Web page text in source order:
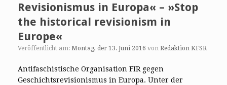
Revisionismus in Europa« – »Stop
the historical revisionism in
Europe«
Veröffentlicht am: Montag, der 13. Juni 2016 von Redaktion KFSR
Antifaschistische Organisation FIR gegen
Geschichtsrevisionismus in Europa. Unter der